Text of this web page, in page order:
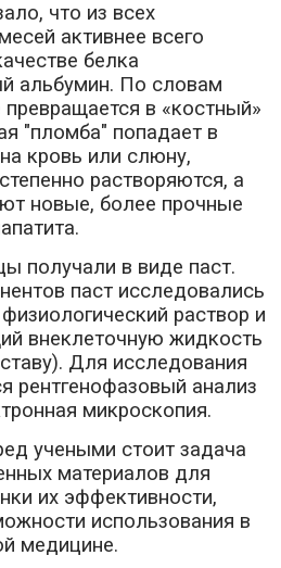
что из всех
активнее всего
белка
альбумин. По словам
в «костный»
"пломба" попадает в
кровь или слюну,
растворяются, а
новые, более прочные
получали в виде паст.
паст исследовались
раствор и
внеклеточную жидкость
Для исследования
рентгенофазовый анализ
микроскопия.
учеными стоит задача
материалов для
их эффективности,
использования в
медицине.